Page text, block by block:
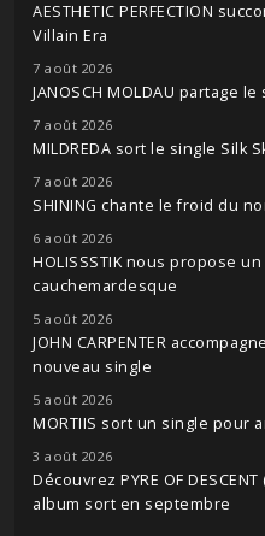
AESTHETIC PERFECTION
Villain Era
7 août 2026
JANOSCH MOLDAU partage
7 août 2026
MILDREDA sort le single Silk
7 août 2026
SHINING chante le froid du
6 août 2026
HOLISSSTIK nous propose
cauchemardesque
5 août 2026
JOHN CARPENTER
nouveau single
5 août 2026
MORTIIS sort un single pour
3 août 2026
Découvrez PYRE OF
album sort en septembre